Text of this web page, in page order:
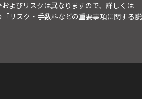
よびリスクは異なりますので、詳しくは
「リスク・手数料などの重要事項に関する説